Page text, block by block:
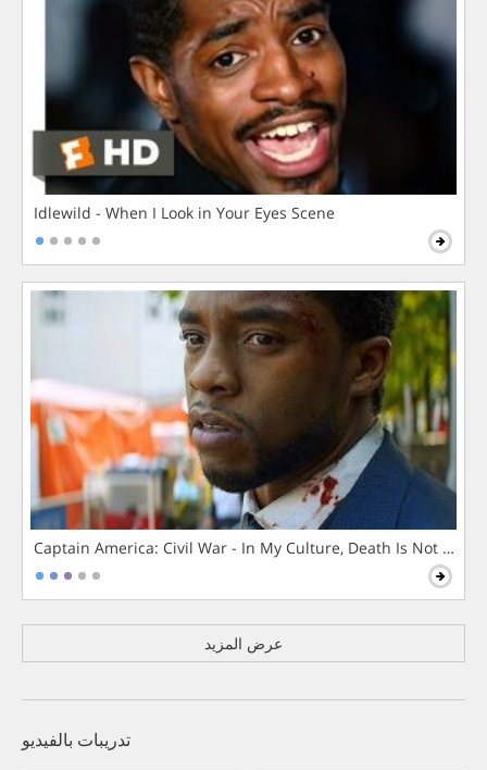
Idlewild - When I Look in Your Eyes Scene
Captain America: Civil War - In My Culture, Death Is Not The
عرض المزيد
تدريبات بالفيديو